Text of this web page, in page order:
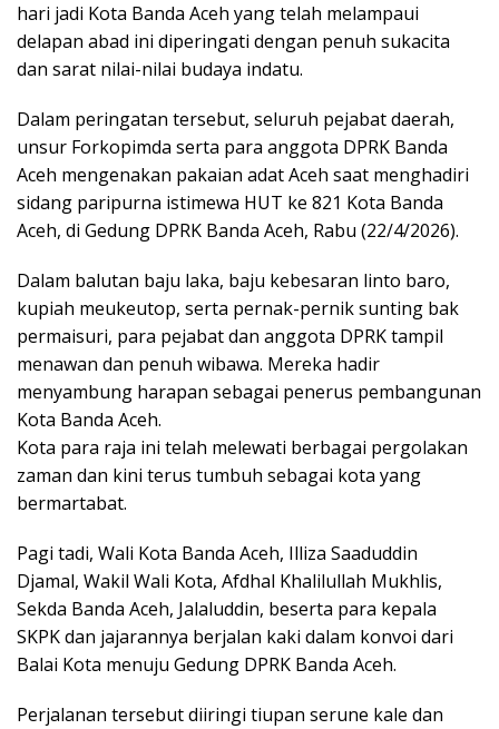
hari jadi Kota Banda Aceh yang telah melampaui
delapan abad ini diperingati dengan penuh sukacita
dan sarat nilai-nilai budaya indatu.
Dalam peringatan tersebut, seluruh pejabat daerah,
unsur Forkopimda serta para anggota DPRK Banda
Aceh mengenakan pakaian adat Aceh saat menghadiri
sidang paripurna istimewa HUT ke 821 Kota Banda
Aceh, di Gedung DPRK Banda Aceh, Rabu (22/4/2026).
Dalam balutan baju laka, baju kebesaran linto baro,
kupiah meukeutop, serta pernak-pernik sunting bak
permaisuri, para pejabat dan anggota DPRK tampil
menawan dan penuh wibawa. Mereka hadir
menyambung harapan sebagai penerus pembangunan
Kota Banda Aceh.
Kota para raja ini telah melewati berbagai pergolakan
zaman dan kini terus tumbuh sebagai kota yang
bermartabat.
Pagi tadi, Wali Kota Banda Aceh, Illiza Saaduddin
Djamal, Wakil Wali Kota, Afdhal Khalilullah Mukhlis,
Sekda Banda Aceh, Jalaluddin, beserta para kepala
SKPK dan jajarannya berjalan kaki dalam konvoi dari
Balai Kota menuju Gedung DPRK Banda Aceh.
Perjalanan tersebut diiringi tiupan serune kale dan